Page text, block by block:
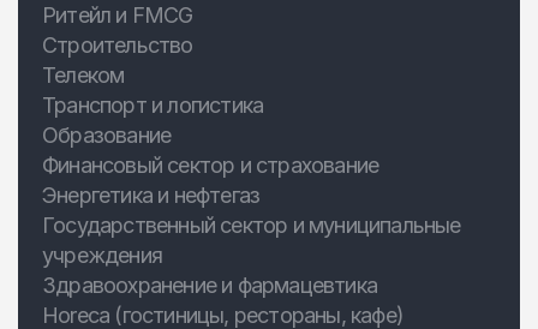
Ритейл и FMCG
Строительство
Телеком
Транспорт и логистика
Образование
Финансовый сектор и страхование
Энергетика и нефтегаз
Государственный сектор и муниципальные
учреждения
Здравоохранение и фармацевтика
Horeca (гостиницы, рестораны, кафе)